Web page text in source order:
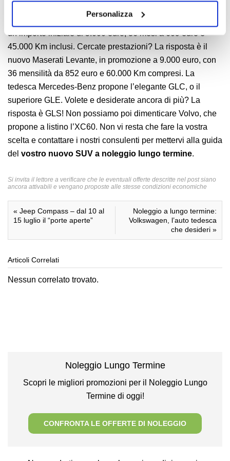
Personalizza
36 mesi a 519 euro e 45.000 Km, il secondo, invece, vede
un importo iniziale di 5.000 euro, 36 mesi a 609 euro e
45.000 Km inclusi. Cercate prestazioni? La risposta è il
nuovo Maserati Levante, in promozione a 9.000 euro, con
36 mensilità da 852 euro e 60.000 Km compresi. La
tedesca Mercedes-Benz propone l’elegante GLC, o il
superiore GLE. Volete e desiderate ancora di più? La
risposta è GLS! Non possiamo poi dimenticare Volvo, che
propone a listino l’XC60. Non vi resta che fare la vostra
scelta e contattare i nostri consulenti per mettervi alla guida
del vostro nuovo SUV a noleggio lungo termine.
Si invita il lettore a verificare che le eventuali offerte descritte nel post siano
ancora attivabili e vengano proposte alle stesse condizioni economiche
« Jeep Compass – dal 10 al
15 luglio il “porte aperte”
Noleggio a lungo termine:
Volkswagen, l’auto tedesca
che desideri »
Articoli Correlati
Nessun correlato trovato.
Noleggio Lungo Termine
Scopri le migliori promozioni per il Noleggio Lungo
Termine di oggi!
CONFRONTA LE OFFERTE DI NOLEGGIO